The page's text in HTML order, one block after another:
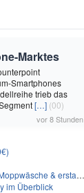
Marktes
Smartphones
trieb das
[…] (00)
vor 8 Stunden
Technik in nur 8,9 cm Höhe
im Überblick